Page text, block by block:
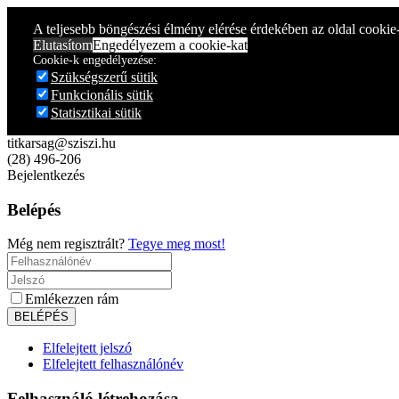
A teljesebb böngészési élmény elérése érdekében az oldal
ElutasítomEngedélyezem a cookie-kat
Cookie-k engedélyezése:
Szükségszerű sütik
Funkcionális sütik
Statisztikai sütik
titkarsag@sziszi.hu
(28) 496-206
Bejelentkezés
Belépés
Még nem regisztrált? Tegye meg most!
Emlékezzen rám
Elfelejtett jelszó
Elfelejtett felhasználónév